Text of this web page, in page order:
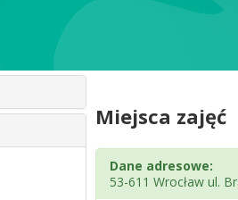
Miejsca zajęć
Dane adresowe:
53-611 Wrocław ul.